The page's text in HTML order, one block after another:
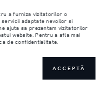
combustibilul consumat, iar
informații despre energie și
vă rugăm să consultați
opune transmiterii datelor
de sfârșitul lunii martie pentru
și numărul de
a furniza vizitatorilor o
adaptate nevoilor si
ajuta sa prezentam vizitatorilor
website. Pentru a afla mai
de confidentialitate.
ACCEPTĂ